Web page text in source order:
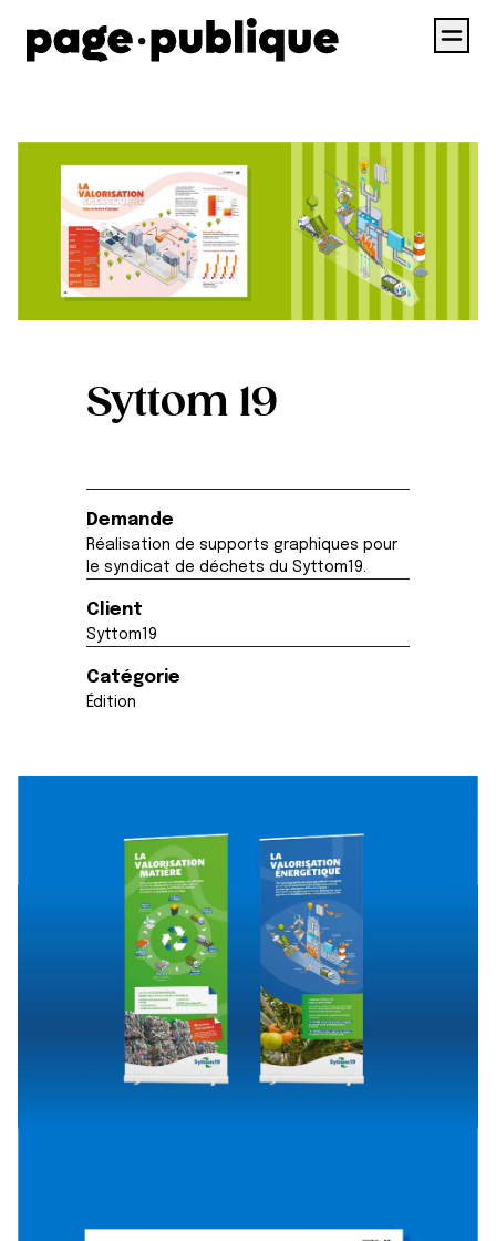
Syttom 19
Demande
Réalisation de supports graphiques pour
le syndicat de déchets du Syttom19.
Client
Syttom19
Catégorie
Édition